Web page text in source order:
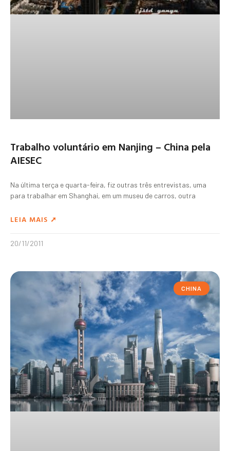
Trabalho voluntário em Nanjing – China pela
AIESEC
Na última terça e quarta-feira, fiz outras três entrevistas, uma
para trabalhar em Shanghai, em um museu de carros, outra
LEIA MAIS ➚
20/11/2011
CHINA